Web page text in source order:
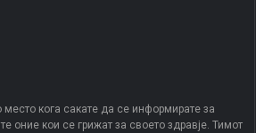
кога сакате да се информирате за
оние кои се грижат за своето здравје. Тимот